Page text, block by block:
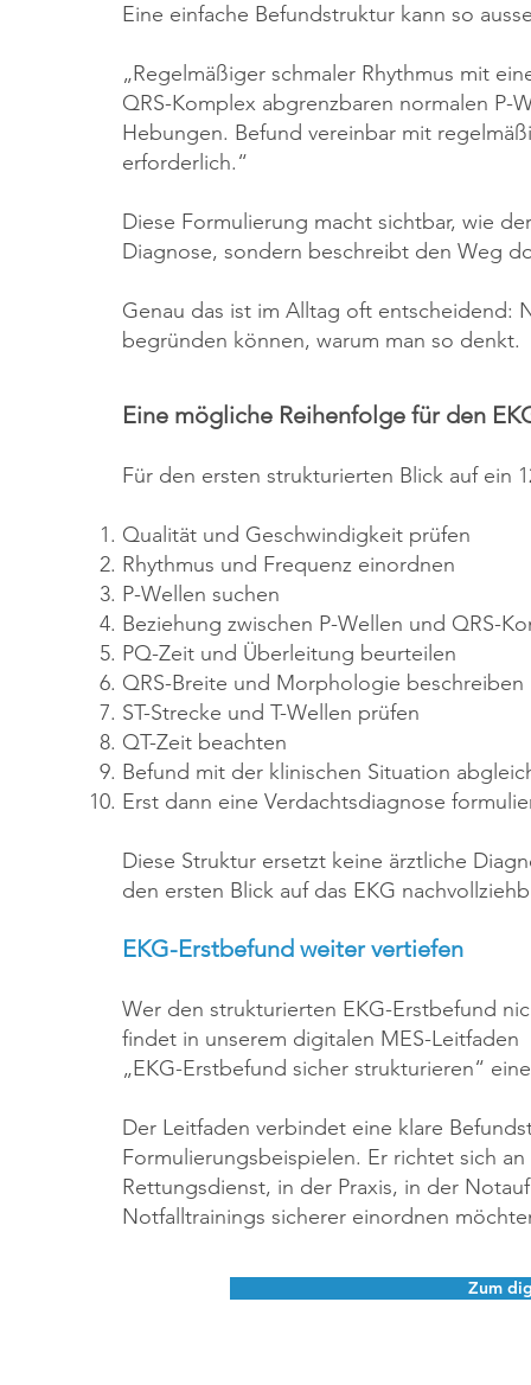
Eine einfache Befundstruktur kann so
„Regelmäßiger schmaler Rhythmus mit
QRS-Komplex abgrenzbaren normalen P-
Hebungen. Befund vereinbar mit
erforderlich.“
Diese Formulierung macht sichtbar, wie
Diagnose, sondern beschreibt den Weg
Genau das ist im Alltag oft entscheidend:
begründen können, warum man so denkt.
Eine mögliche Reihenfolge für den
Für den ersten strukturierten Blick auf ein
Qualität und Geschwindigkeit prüfen
Rhythmus und Frequenz einordnen
P-Wellen suchen
Beziehung zwischen P-Wellen und QRS-
PQ-Zeit und Überleitung beurteilen
QRS-Breite und Morphologie beschreiben
ST-Strecke und T-Wellen prüfen
QT-Zeit beachten
Befund mit der klinischen Situation
Erst dann eine Verdachtsdiagnose
Diese Struktur ersetzt keine ärztliche
den ersten Blick auf das EKG
Zum
EKG-Erstbefund weiter vertiefen
Wer den strukturierten EKG-Erstbefund
findet in unserem digitalen MES-Leitfaden
„EKG-Erstbefund sicher strukturieren“
Der Leitfaden verbindet eine klare
Formulierungsbeispielen. Er richtet sich
Rettungsdienst, in der Praxis, in der
Notfalltrainings sicherer einordnen